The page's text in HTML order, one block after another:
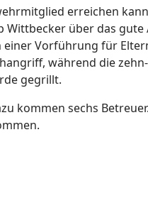
erreichen
über das gute
Vorführung für
während die
gegrillt.
kommen sechs